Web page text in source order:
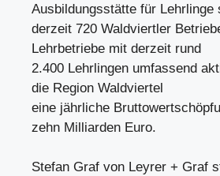
Ausbildungsstätte für Lehrlinge
derzeit 720 Waldviertler
Lehrbetriebe mit derzeit rund
2.400 Lehrlingen umfassend
die Region Waldviertel
eine jährliche
zehn Milliarden Euro.
Stefan Graf von Leyrer + Graf